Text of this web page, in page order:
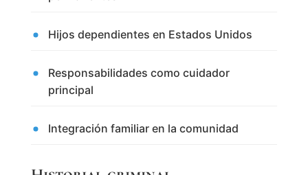
Hijos dependientes en Estados Unidos
Responsabilidades como cuidador
principal
Integración familiar en la comunidad